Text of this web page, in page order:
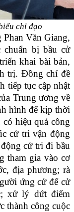
chỉ đạo
Văn Giang,
chuẩn bị bầu cử
khai bài bản,
trị. Đồng chí đề
tiếp tục cập nhật
Trung ương về
hình để kịp thời
hiệu quả công
cử tri vận động
cử tri đi bầu
tham gia vào cơ
địa phương; rà
ứng cử để cử
xử lý dứt điểm
thành công cuộc